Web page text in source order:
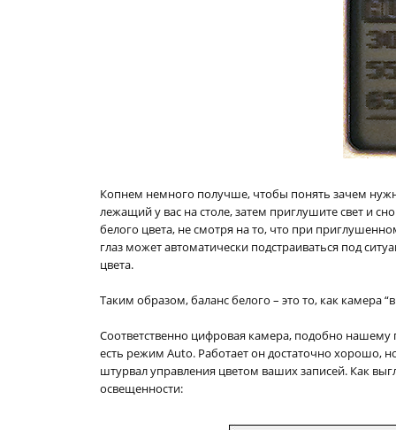
Копнем немного получше, чтобы понять зачем
лежащий у вас на столе, затем приглушите свет и
белого цвета, не смотря на то, что при
глаз может автоматически подстраиваться под
цвета.
Таким образом, баланс белого – это то, как камера
Соответственно цифровая камера, подобно
есть режим Auto. Работает он достаточно хорошо,
штурвал управления цветом ваших записей. Как
освещенности: